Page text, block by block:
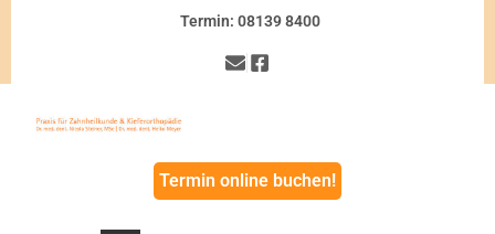
Termin: 08139 8400
Termin online buchen!